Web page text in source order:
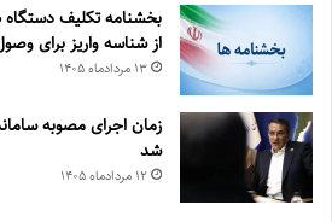
بخشنامه تکلیف دستگاه
از شناسه واریز برای
۱۳ مرداد‌ماه ۱۴۰۵
زمان اجرای مصوبه
شد
۱۲ مرداد‌ماه ۱۴۰۵